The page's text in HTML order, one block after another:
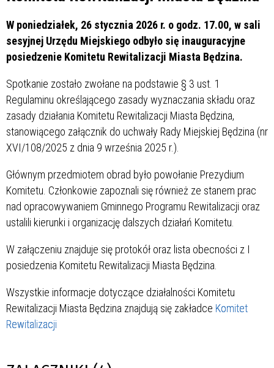
W poniedziałek, 26 stycznia 2026 r. o godz. 17.00, w sali
sesyjnej Urzędu Miejskiego odbyło się inauguracyjne
posiedzenie Komitetu Rewitalizacji Miasta Będzina.
Spotkanie zostało zwołane na podstawie § 3 ust. 1
Regulaminu określającego zasady wyznaczania składu oraz
zasady działania Komitetu Rewitalizacji Miasta Będzina,
stanowiącego załącznik do uchwały Rady Miejskiej Będzina (nr
XVI/108/2025 z dnia 9 września 2025 r.).
Głównym przedmiotem obrad było powołanie Prezydium
Komitetu. Członkowie zapoznali się również ze stanem prac
nad opracowywaniem Gminnego Programu Rewitalizacji oraz
ustalili kierunki i organizację dalszych działań Komitetu.
W załączeniu znajduje się protokół oraz lista obecności z I
posiedzenia Komitetu Rewitalizacji Miasta Będzina.
Wszystkie informacje dotyczące działalności Komitetu
Rewitalizacji Miasta Będzina znajdują się zakładce Komitet
Rewitalizacji